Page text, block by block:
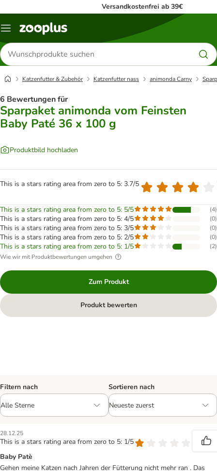
Versandkostenfrei ab 39€
Menü
Produkte
suchen
Katzenfutter & Zubehör Katzenfutter nass animonda Carny
6 Bewertungen für
Sparpaket animonda vom Feinsten
Baby Paté 36 x 100 g
Produktbild hochladen
This is a stars rating area from zero to 5: 3.7/5
This is a stars rating area from zero to 5: 5/5 (4)
This is a stars rating area from zero to 5: 4/5 (0)
This is a stars rating area from zero to 5: 3/5 (0)
This is a stars rating area from zero to 5: 2/5 (0)
This is a stars rating area from zero to 5: 1/5 (2)
Wie wir mit Produktbewertungen umgehen
Zum Produkt
Produkt bewerten
Filtern nach Sortieren nach
28.12.25
This is a stars rating area from zero to 5: 1/5
Baby Patè
Gehen meine Katzen nach Jahren der Fütterung nicht mehr ran . Das